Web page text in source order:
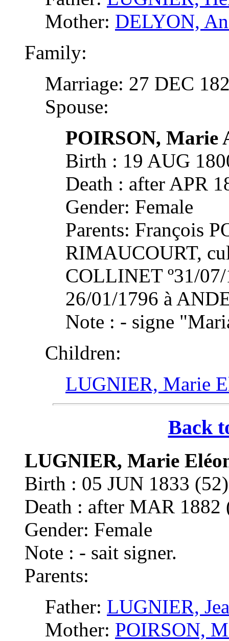
Mother: DELYON,
Family:
Marriage: 27 DEC
Spouse:
POIRSON, Marie
Birth : 19 AUG
Death : after APR
Gender: Female
Parents: François
RIMAUCOURT,
COLLINET º31/
26/01/1796 à
Note : - signe
Children:
LUGNIER, Marie
Back
LUGNIER, Marie
Birth : 05 JUN 1833
Death : after MAR
Gender: Female
Note : - sait signer.
Parents:
Father: LUGNIER,
Mother: POIRSON,